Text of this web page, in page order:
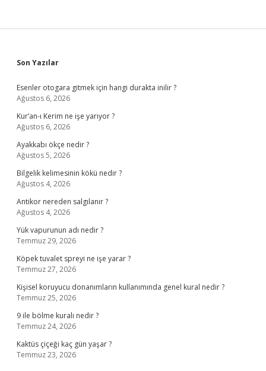
Sidebar
Son Yazılar
Esenler otogara gitmek için hangi durakta inilir ?
Ağustos 6, 2026
Kur’an-ı Kerim ne işe yarıyor ?
Ağustos 6, 2026
Ayakkabı ökçe nedir ?
Ağustos 5, 2026
Bilgelik kelimesinin kökü nedir ?
Ağustos 4, 2026
Antikor nereden salgılanır ?
Ağustos 4, 2026
Yük vapurunun adı nedir ?
Temmuz 29, 2026
Köpek tuvalet spreyi ne işe yarar ?
Temmuz 27, 2026
Kişisel koruyucu donanımların kullanımında genel kural nedir ?
Temmuz 25, 2026
9 ile bölme kuralı nedir ?
Temmuz 24, 2026
Kaktüs çiçeği kaç gün yaşar ?
Temmuz 23, 2026